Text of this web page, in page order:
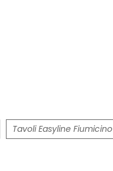
Tavoli Easyline Fiumicino